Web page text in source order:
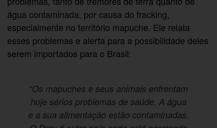
água contaminada, por causa do fracking,
especialmente no território mapuche. Ele relata
esses problemas e alerta para a possibilidade deles
serem importados para o Brasil:
“Os mapuches e seus animais enfrentam
hoje sérios problemas de saúde. A água
e a sua alimentação estão contaminadas.